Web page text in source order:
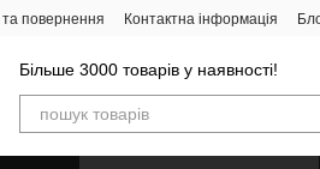
повернення Контактна інформація
Більше 3000 товарів у наявності!